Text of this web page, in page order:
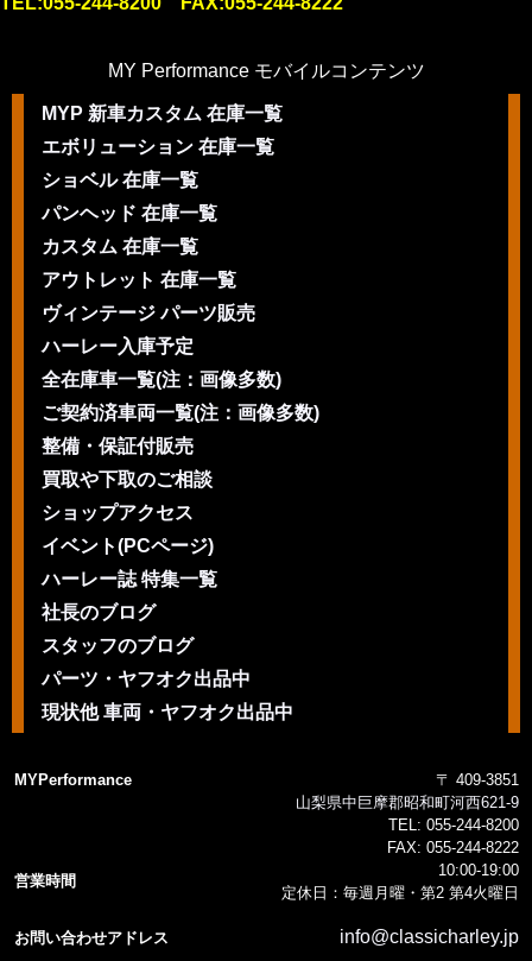
MY Performance モバイルコンテンツ
MYP 新車カスタム 在庫一覧
エボリューション 在庫一覧
ショベル 在庫一覧
パンヘッド 在庫一覧
カスタム 在庫一覧
アウトレット 在庫一覧
ヴィンテージ パーツ販売
ハーレー入庫予定
全在庫車一覧(注：画像多数)
ご契約済車両一覧(注：画像多数)
整備・保証付販売
買取や下取のご相談
ショップアクセス
イベント(PCページ)
ハーレー誌 特集一覧
社長のブログ
スタッフのブログ
パーツ・ヤフオク出品中
現状他 車両・ヤフオク出品中
MYPerformance
〒 409-3851
山梨県中巨摩郡昭和町河西621-9
TEL: 055-244-8200
FAX: 055-244-8222
営業時間
10:00-19:00
定休日：毎週月曜・第2 第4火曜日
お問い合わせアドレス info@classicharley.jp